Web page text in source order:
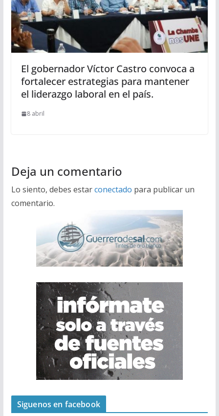
El gobernador Víctor Castro convoca a
fortalecer estrategias para mantener
el liderazgo laboral en el país.
8 abril
Deja un comentario
Lo siento, debes estarconectado para publicar un
comentario.
Siguenos en facebook